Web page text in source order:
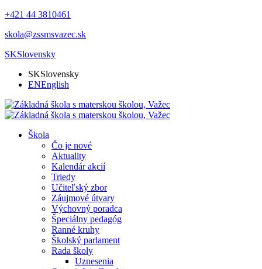
+421 44 3810461
skola@zssmsvazec.sk
SKSlovensky
SKSlovensky
ENEnglish
Škola
Čo je nové
Aktuality
Kalendár akcií
Triedy
Učiteľský zbor
Záujmové útvary
Výchovný poradca
Špeciálny pedagóg
Ranné kruhy
Školský parlament
Rada školy
Uznesenia